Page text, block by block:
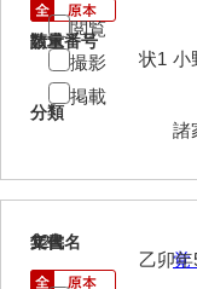
請求番号
小
分類
諸
数量
状1
閲覧
撮影
掲載
12
文書名
覚
年代
乙卯